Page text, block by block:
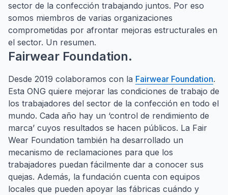
sector de la confección trabajando juntos. Por eso
somos miembros de varias organizaciones
comprometidas por afrontar mejoras estructurales en
el sector. Un resumen.
Fairwear Foundation.
Desde 2019 colaboramos con la Fairwear Foundation.
Esta ONG quiere mejorar las condiciones de trabajo de
los trabajadores del sector de la confección en todo el
mundo. Cada año hay un ‘control de rendimiento de
marca’ cuyos resultados se hacen públicos. La Fair
Wear Foundation también ha desarrollado un
mecanismo de reclamaciones para que los
trabajadores puedan fácilmente dar a conocer sus
quejas. Además, la fundación cuenta con equipos
locales que pueden apoyar las fábricas cuándo y